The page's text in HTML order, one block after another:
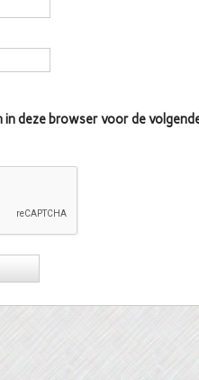
in deze browser voor de